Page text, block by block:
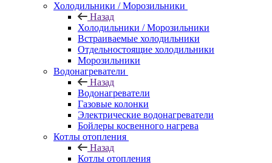
Холодильники / Морозильники
Назад
Холодильники / Морозильники
Встраиваемые холодильники
Отдельностоящие холодильники
Морозильники
Водонагреватели
Назад
Водонагреватели
Газовые колонки
Электрические водонагреватели
Бойлеры косвенного нагрева
Котлы отопления
Назад
Котлы отопления